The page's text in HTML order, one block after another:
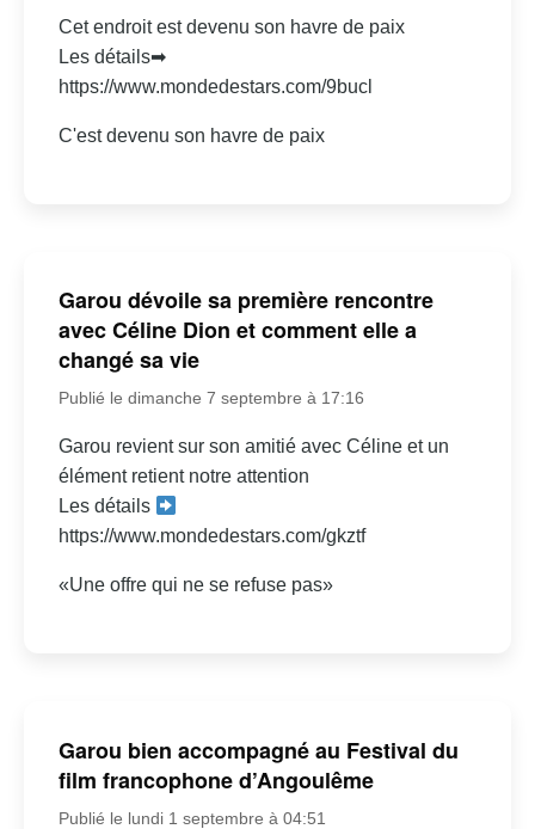
Cet endroit est devenu son havre de paix
Les détails➡
https://www.mondedestars.com/9bucl
C'est devenu son havre de paix
Garou dévoile sa première rencontre
avec Céline Dion et comment elle a
changé sa vie
Publié le dimanche 7 septembre à 17:16
Garou revient sur son amitié avec Céline et un
élément retient notre attention
Les détails
https://www.mondedestars.com/gkztf
«Une offre qui ne se refuse pas»
Garou bien accompagné au Festival du
film francophone d’Angoulême
Publié le lundi 1 septembre à 04:51